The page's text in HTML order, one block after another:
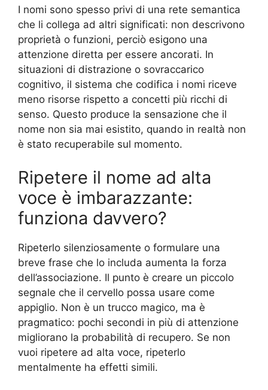
I nomi sono spesso privi di una rete semantica
che li collega ad altri significati: non descrivono
proprietà o funzioni, perciò esigono una
attenzione diretta per essere ancorati. In
situazioni di distrazione o sovraccarico
cognitivo, il sistema che codifica i nomi riceve
meno risorse rispetto a concetti più ricchi di
senso. Questo produce la sensazione che il
nome non sia mai esistito, quando in realtà non
è stato recuperabile sul momento.
Ripetere il nome ad alta
voce è imbarazzante:
funziona davvero?
Ripeterlo silenziosamente o formulare una
breve frase che lo includa aumenta la forza
dell’associazione. Il punto è creare un piccolo
segnale che il cervello possa usare come
appiglio. Non è un trucco magico, ma è
pragmatico: pochi secondi in più di attenzione
migliorano la probabilità di recupero. Se non
vuoi ripetere ad alta voce, ripeterlo
mentalmente ha effetti simili.